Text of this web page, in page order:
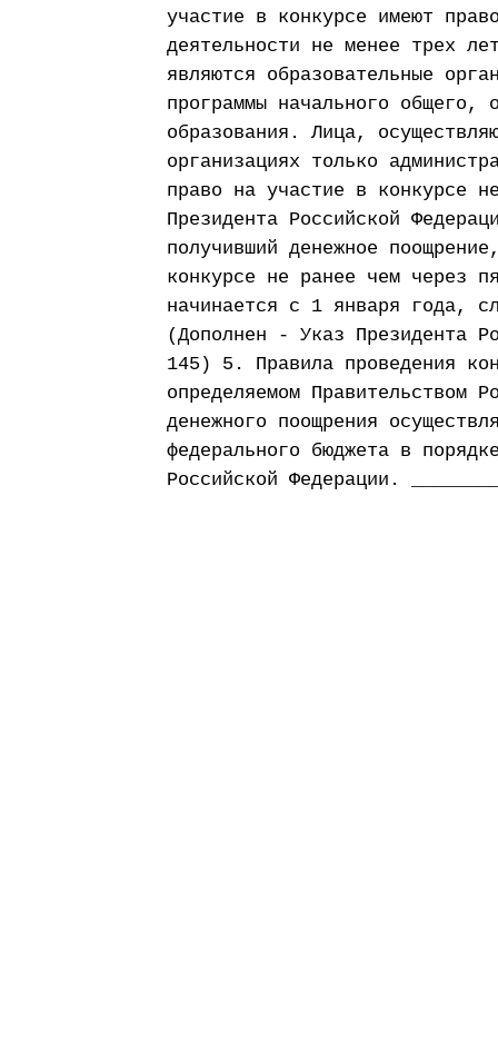
участие в конкурсе имеют
деятельности не менее трех
являются образовательные
программы начального общего,
образования. Лица,
организациях только
право на участие в конкурсе
Президента Российской
получивший денежное
конкурсе не ранее чем через
начинается с 1 января года,
(Дополнен - Указ Президента
145) 5. Правила проведения
определяемом Правительством
денежного поощрения
федерального бюджета в
Российской Федерации.